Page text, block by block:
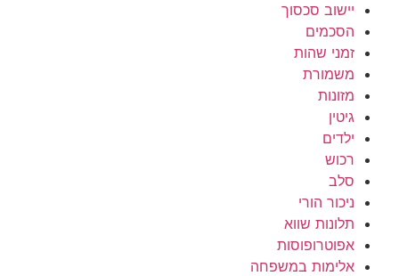
יישוב סכסוך
הסכמים
זמני שהות
משמורת
מזונות
גיטין
ילדים
רכוש
סלב
ניכור הורי
תלונות שווא
אפוטרופוסות
אלימות במשפחה